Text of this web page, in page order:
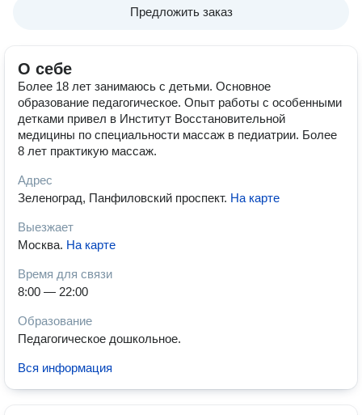
Предложить заказ
О себе
Более 18 лет занимаюсь с детьми. Основное
образование педагогическое. Опыт работы с особенными
детками привел в Институт Восстановительной
медицины по специальности массаж в педиатрии. Более
8 лет практикую массаж.
Адрес
Зеленоград, Панфиловский проспект. На карте
Выезжает
Москва. На карте
Время для связи
8:00 — 22:00
Образование
Педагогическое дошкольное.
Вся информация